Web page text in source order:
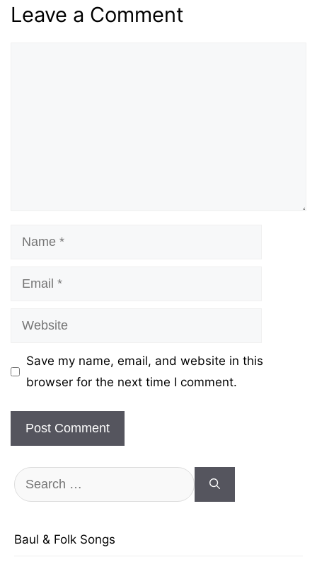
Leave a Comment
Name
Email
Website
Save my name, email, and website in this
browser for the next time I comment.
Search
for:
Baul & Folk Songs